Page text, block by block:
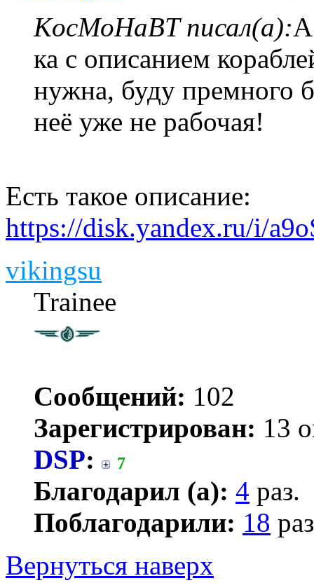
KocMoHaBT писал(а):А
ка с описанием
нужна, буду премного
неё уже не рабочая!
Есть такое описание:
https://disk.yandex.ru/i/
vikingsu
Trainee
Сообщений: 102
Зарегистрирован: 13
DSP: 7
Благодарил (а): 4 раз.
Поблагодарили: 18
Вернуться наверх